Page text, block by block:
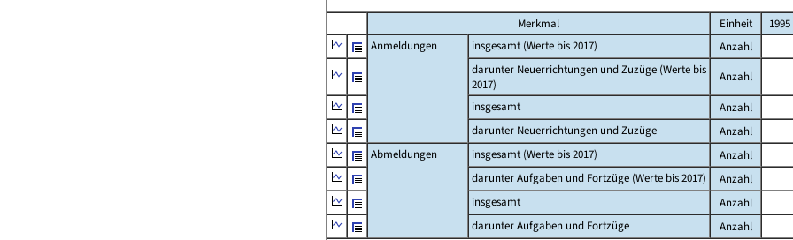
Merkmal Einheit 1995
Anmeldungen
insgesamt (Werte bis 2017) Anzahl
darunter Neuerrichtungen und Zuzüge (Werte bis
2017)
Anzahl
insgesamt
Anzahl
darunter Neuerrichtungen und Zuzüge
Anzahl
Abmeldungen
insgesamt (Werte bis 2017) Anzahl
darunter Aufgaben und Fortzüge (Werte bis 2017)
Anzahl
insgesamt
Anzahl
darunter Aufgaben und Fortzüge
Anzahl